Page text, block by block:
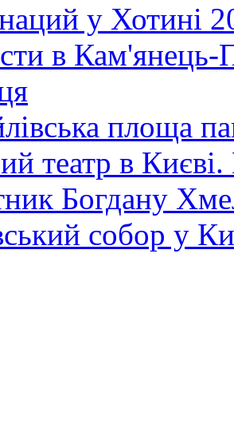
у Хотині
в Кам'янець-
площа
театр в
Богдану
собор у